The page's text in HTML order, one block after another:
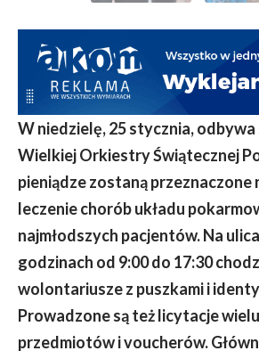
W niedzielę, 25 stycznia, odbywa
Wielkiej Orkiestry Świątecznej
pieniądze zostaną
leczenie chorób układu
najmłodszych pacjentów. Na
godzinach od 9:00 do 17:30
wolontariusze z puszkami i
Prowadzone są też licytacje
przedmiotów i voucherów.